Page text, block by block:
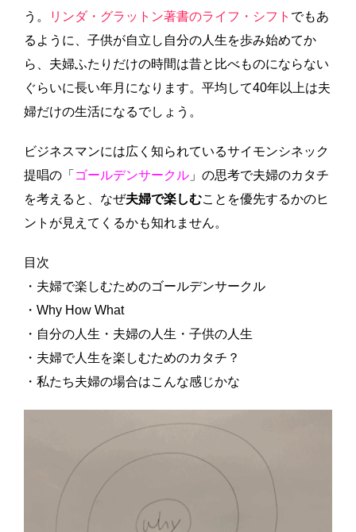
う。
リンダ・グラットン著書のライフ・シフト でもあ
るように、子供が自立し自分の人生を歩み始めてか
ら、夫婦ふたりだけの時間は昔と比べものにならない
ぐらいに長い年月になります。平均して40年以上は夫
婦だけの生活になるでしょう。
ビジネスマンには広く知られているサイモンシネック
提唱の「 ゴールデンサークル 」の思考で夫婦のカタチ
を考えると、なぜ夫婦で楽しむことを優先するかのヒ
ントが見えてくるかも知れません。
目次
・夫婦で楽しむためのゴールデンサークル
・Why How What
・自分の人生・夫婦の人生・子供の人生
・夫婦で人生を楽しむためのカタチ？
・私たち夫婦の場合はこんな感じかな